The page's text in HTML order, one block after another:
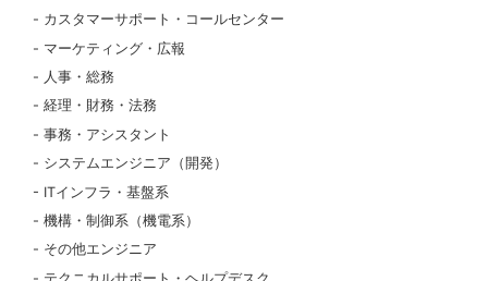
カスタマーサポート・コールセンター
マーケティング・広報
人事・総務
経理・財務・法務
事務・アシスタント
システムエンジニア（開発）
ITインフラ・基盤系
機構・制御系（機電系）
その他エンジニア